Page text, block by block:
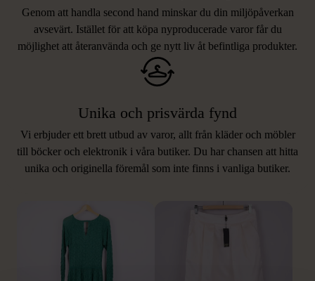
Genom att handla second hand minskar du din miljöpåverkan
avsevärt. Istället för att köpa nyproducerade varor får du
möjlighet att återanvända och ge nytt liv åt befintliga produkter.
Unika och prisvärda fynd
Vi erbjuder ett brett utbud av varor, allt från kläder och möbler
till böcker och elektronik i våra butiker. Du har chansen att hitta
unika och originella föremål som inte finns i vanliga butiker.
LIKNANDE PRODUKTER
Hitta produkter som påminner om denna